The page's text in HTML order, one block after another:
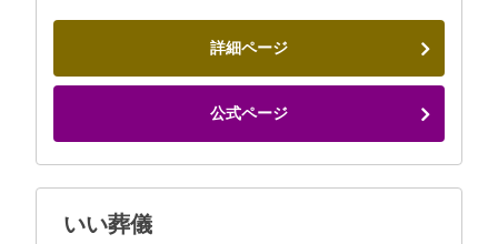
詳細ページ
公式ページ
いい葬儀